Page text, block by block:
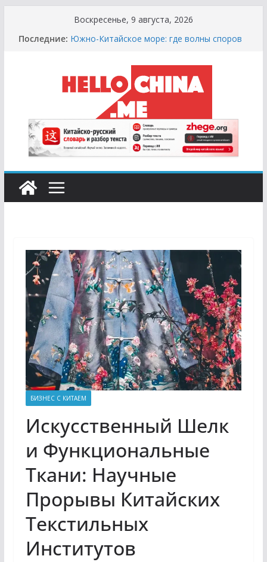
содержимому
Воскресенье, 9 августа, 2026
Последние: Южно-Китайское море: где волны споров
Сырная Лихорадка: Как Найти Настоящий
Сыр в Китае и не Купить «Пластиковый»
Аналог
Охота за Черным Хлебом: Путеводитель
по Русским и Европейским Пекарням в
Китае
Молочный Кризис: Почему в Китае не
Найти Творог, Сметану и Кефир (и Где
Искать Спасение?)
Счастливые Числа и Продукты-Табу:
БИЗНЕС С КИТАЕМ
Искусственный Шелк
и Функциональные
Ткани: Научные
Прорывы Китайских
Текстильных
Институтов